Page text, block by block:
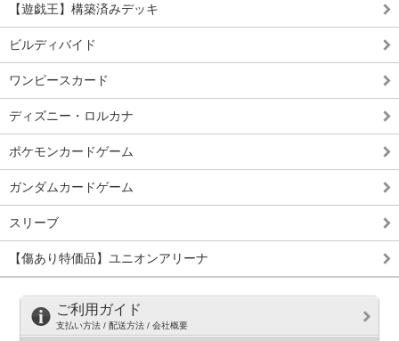
【遊戯王】構築済みデッキ
ビルディバイド
ワンピースカード
ディズニー・ロルカナ
ポケモンカードゲーム
ガンダムカードゲーム
スリーブ
【傷あり特価品】ユニオンアリーナ
ご利用ガイド
支払い方法 / 配送方法 / 会社概要